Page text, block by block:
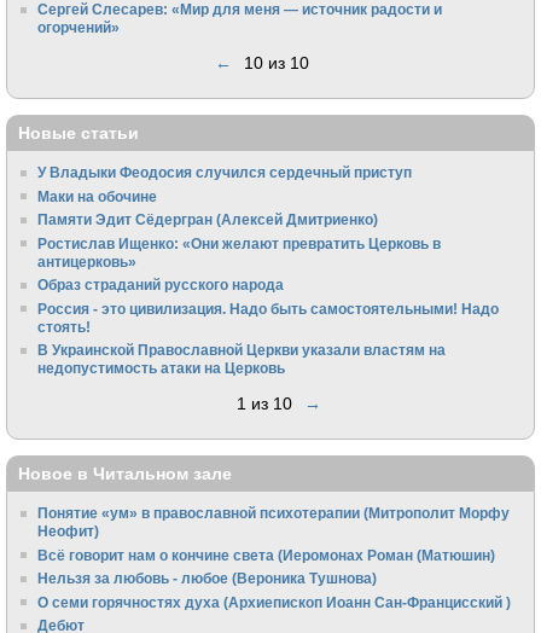
Сергей Слесарев: «Мир для меня — источник радости и
огорчений»
← 10 из 10
Новые статьи
У Владыки Феодосия случился сердечный приступ
Маки на обочине
Памяти Эдит Сёдергран (Алексей Дмитриенко)
Ростислав Ищенко: «Они желают превратить Церковь в
антицерковь»
Образ страданий русского народа
Россия - это цивилизация. Надо быть самостоятельными! Надо
стоять!
В Украинской Православной Церкви указали властям на
недопустимость атаки на Церковь
1 из 10 →
Новое в Читальном зале
Понятие «ум» в православной психотерапии (Митрополит Морфу
Неофит)
Всё говорит нам о кончине света (Иеромонах Роман (Матюшин)
Нельзя за любовь - любое (Вероника Тушнова)
О семи горячностях духа (Архиепископ Иоанн Сан-Францисский )
Дебют